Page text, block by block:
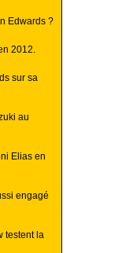
Edwards ?
2012.
sur sa
au
Elias en
engagé
testent la